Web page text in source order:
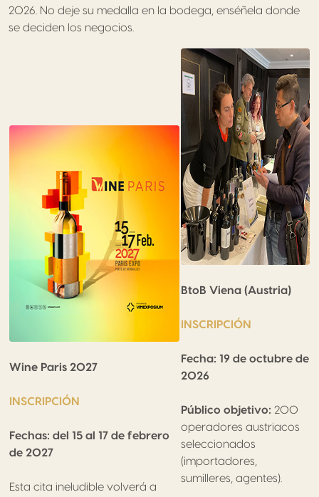
2026. No deje su medalla en la bodega, enséñela donde
se deciden los negocios.
Wine Paris 2027
INSCRIPCIÓN
Fechas: del 15 al 17 de febrero
de 2027
Esta cita ineludible volverá a
BtoB Viena (Austria)
INSCRIPCIÓN
Fecha: 19 de octubre de
2026
Público objetivo: 200
operadores austriacos
seleccionados
(importadores,
sumilleres, agentes).